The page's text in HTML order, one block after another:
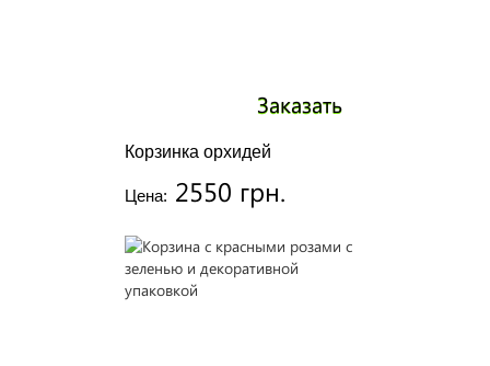
Корзинка орхидей
Цена: 2550 грн.
Заказать